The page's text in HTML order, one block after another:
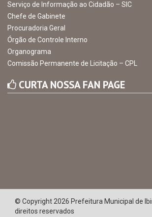
Serviço de Informação ao Cidadão – SIC
Chefe de Gabinete
Procuradoria Geral
Órgão de Controle Interno
Organograma
Comissão Permanente de Licitação – CPL
CURTA NOSSA FAN PAGE
© Copyright 2026 Prefeitura Municipal de
direitos reservados